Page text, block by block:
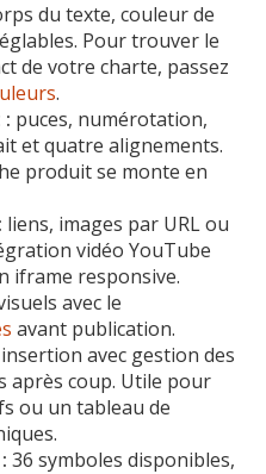
du texte, couleur de
Pour trouver le
de votre charte, passez
.
puces, numérotation,
et quatre alignements.
produit se monte en
liens, images par URL ou
vidéo YouTube
iframe responsive.
avec le
avant publication.
insertion avec gestion des
après coup. Utile pour
ou un tableau de
36 symboles disponibles,